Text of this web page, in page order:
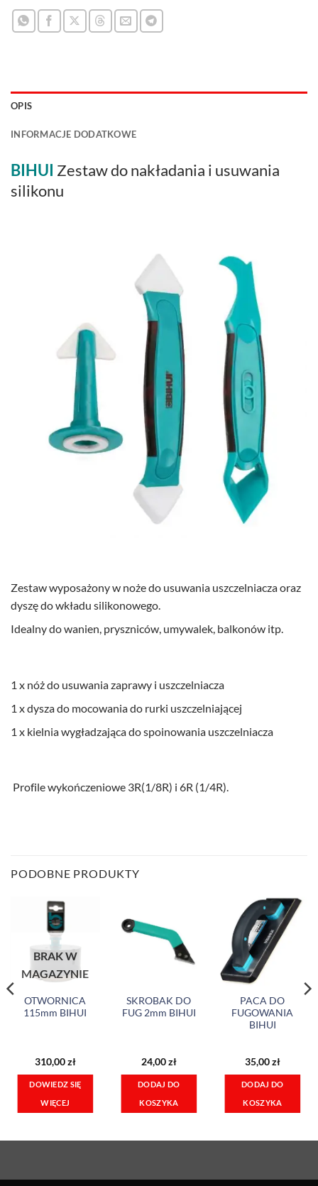
OPIS
INFORMACJE DODATKOWE
BIHUI Zestaw do nakładania i usuwania
silikonu
Zestaw wyposażony w noże do usuwania uszczelniacza oraz
dyszę do wkładu silikonowego.
Idealny do wanien, pryszniców, umywalek, balkonów itp.
1 x nóż do usuwania zaprawy i uszczelniacza
1 x dysza do mocowania do rurki uszczelniającej
1 x kielnia wygładzająca do spoinowania uszczelniacza
Profile wykończeniowe 3R(1/8R) i 6R (1/4R).
PODOBNE PRODUKTY
BRAK W
MAGAZYNIE
OTWORNICA
115mm BIHUI
310,00zł
DOWIEDZ SIĘ
WIĘCEJ
SKROBAK DO
FUG 2mm BIHUI
24,00zł
DODAJ DO
KOSZYKA
PACA DO
FUGOWANIA
BIHUI
35,00zł
DODAJ DO
KOSZYKA